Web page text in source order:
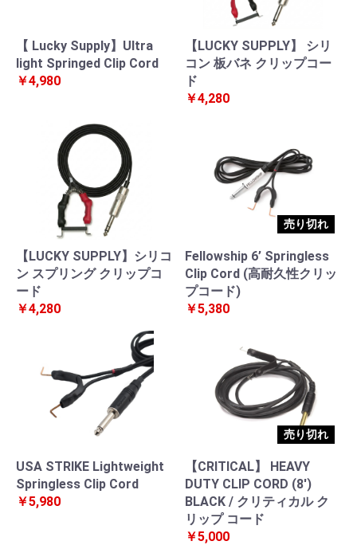
【 Lucky Supply】Ultra
light Springed Clip Cord
￥4,980
【LUCKY SUPPLY】 シリ
コン 板バネ クリップコー
ド
￥4,280
【LUCKY SUPPLY】シリコ
ン スプリング クリップコ
ード
￥4,280
売り切れ
Fellowship 6’ Springless
Clip Cord (高耐久性クリッ
プコード)
￥5,380
USA STRIKE Lightweight
Springless Clip Cord
￥5,980
売り切れ
【CRITICAL】 HEAVY
DUTY CLIP CORD (8')
BLACK / クリティカル ク
リップ コード
￥5,000